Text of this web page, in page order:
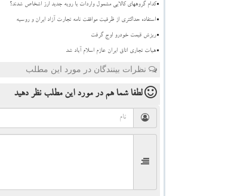
کدام گروههای کالایی مشمول واردات با رویه جدید ارز اشخاص شدند؟
استفاده حداکثری از ظرفیت موافقت نامه تجارت آزاد ایران و روسیه
ریزش قیمت خودرو اوج گرفت
هیات تجاری اتاق ایران عازم اسلام آباد شد
نظرات بینندگان در مورد این مطلب
لطفا شما همدر مورد این مطلب نظر دهید